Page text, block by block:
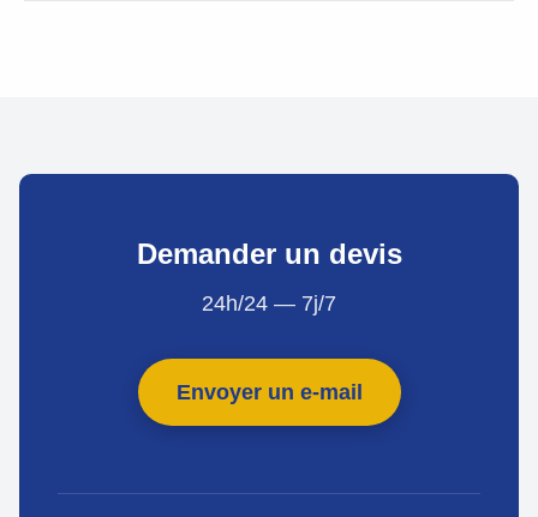
Demander un devis
24h/24 — 7j/7
Envoyer un e-mail